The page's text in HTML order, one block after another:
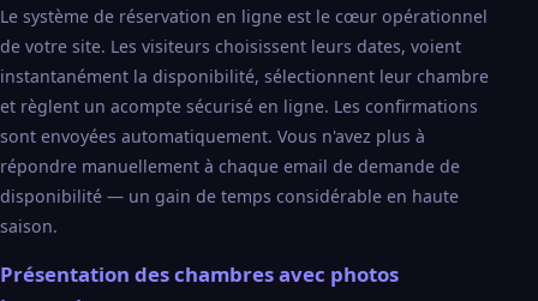
Le système de réservation en ligne est le cœur opérationnel
de votre site. Les visiteurs choisissent leurs dates, voient
instantanément la disponibilité, sélectionnent leur chambre
et règlent un acompte sécurisé en ligne. Les confirmations
sont envoyées automatiquement. Vous n'avez plus à
répondre manuellement à chaque email de demande de
disponibilité — un gain de temps considérable en haute
saison.
Présentation des chambres avec photos